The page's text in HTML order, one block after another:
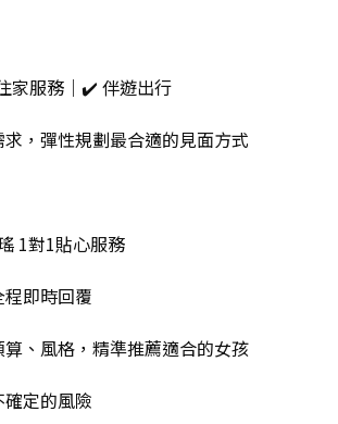
家服務｜✔️ 伴遊出行
，彈性規劃最合適的見面方式
1對1貼心服務
即時回覆
、風格，精準推薦適合的女孩
定的風險